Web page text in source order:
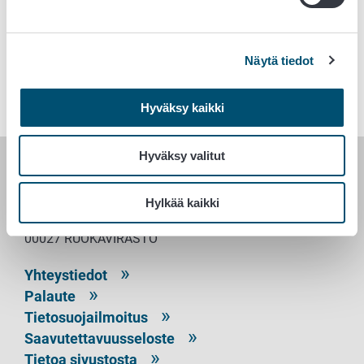
Näytä tiedot
Hyväksy kaikki
Hyväksy valitut
Hylkää kaikki
Vienti
RUOKAVIRASTO
PL 100
00027 RUOKAVIRASTO
Yhteystiedot
Palaute
Tietosuojailmoitus
Saavutettavuusseloste
Tietoa sivustosta